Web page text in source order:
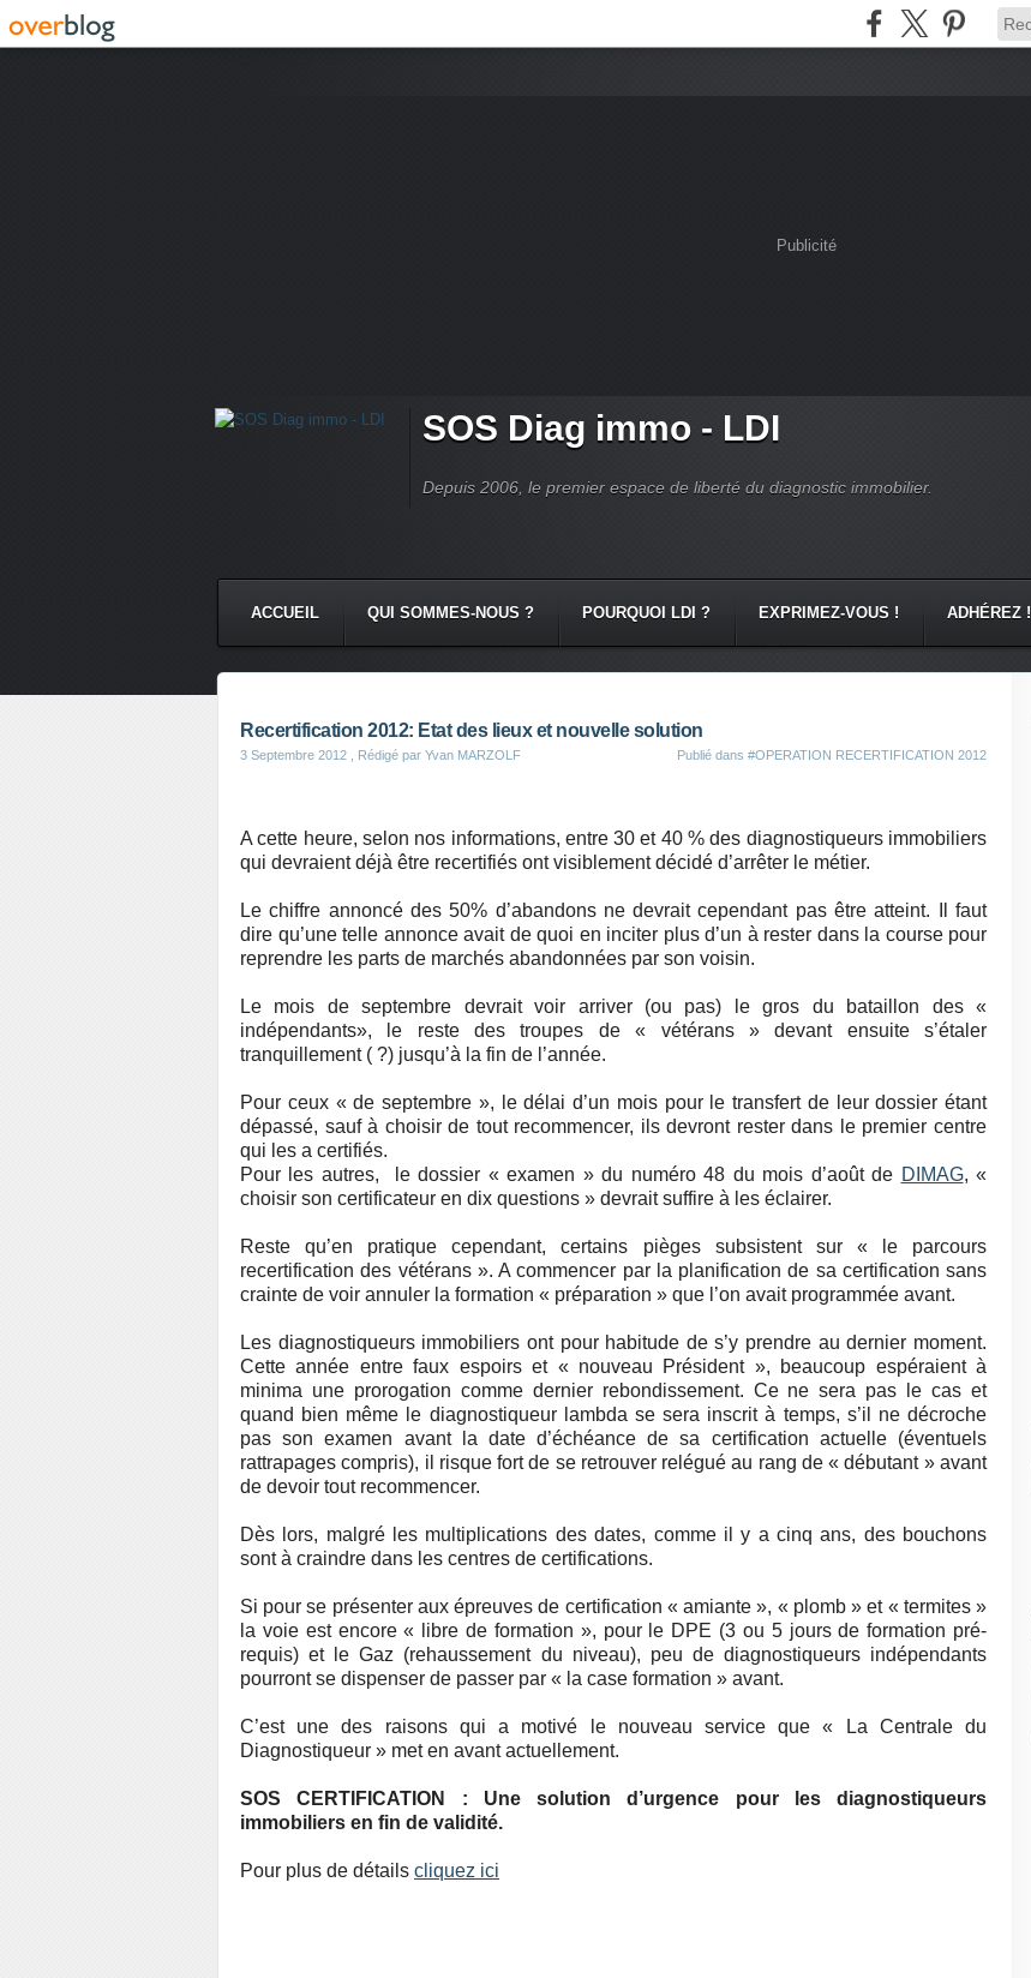
Publicité
SOS Diag immo - LDI
Depuis 2006, le premier espace de liberté du diagnostic immobilier.
ACCUEIL QUI SOMMES-NOUS ? POURQUOI LDI ? EXPRIMEZ-VOUS ! ADHÉREZ !
Recertification 2012: Etat des lieux et nouvelle solution
3 Septembre 2012 , Rédigé par Yvan MARZOLF Publié dans #OPERATION RECERTIFICATION 2012
A cette heure, selon nos informations, entre 30 et 40 % des diagnostiqueurs immobiliers
qui devraient déjà être recertifiés ont visiblement décidé d’arrêter le métier.
Le chiffre annoncé des 50% d’abandons ne devrait cependant pas être atteint. Il faut
dire qu’une telle annonce avait de quoi en inciter plus d’un à rester dans la course pour
reprendre les parts de marchés abandonnées par son voisin.
Le mois de septembre devrait voir arriver (ou pas) le gros du bataillon des «
indépendants», le reste des troupes de « vétérans » devant ensuite s’étaler
tranquillement ( ?) jusqu’à la fin de l’année.
Pour ceux « de septembre », le délai d’un mois pour le transfert de leur dossier étant
dépassé, sauf à choisir de tout recommencer, ils devront rester dans le premier centre
qui les a certifiés.
Pour les autres, le dossier « examen » du numéro 48 du mois d’août de DIMAG, «
choisir son certificateur en dix questions » devrait suffire à les éclairer.
Reste qu’en pratique cependant, certains pièges subsistent sur « le parcours
recertification des vétérans ». A commencer par la planification de sa certification sans
crainte de voir annuler la formation « préparation » que l’on avait programmée avant.
Les diagnostiqueurs immobiliers ont pour habitude de s’y prendre au dernier moment.
Cette année entre faux espoirs et « nouveau Président », beaucoup espéraient à
minima une prorogation comme dernier rebondissement. Ce ne sera pas le cas et
quand bien même le diagnostiqueur lambda se sera inscrit à temps, s’il ne décroche
pas son examen avant la date d’échéance de sa certification actuelle (éventuels
rattrapages compris), il risque fort de se retrouver relégué au rang de « débutant » avant
de devoir tout recommencer.
Dès lors, malgré les multiplications des dates, comme il y a cinq ans, des bouchons
sont à craindre dans les centres de certifications.
Si pour se présenter aux épreuves de certification « amiante », « plomb » et « termites »
la voie est encore « libre de formation », pour le DPE (3 ou 5 jours de formation pré-
requis) et le Gaz (rehaussement du niveau), peu de diagnostiqueurs indépendants
pourront se dispenser de passer par « la case formation » avant.
C’est une des raisons qui a motivé le nouveau service que « La Centrale du
Diagnostiqueur » met en avant actuellement.
SOS CERTIFICATION : Une solution d’urgence pour les diagnostiqueurs
immobiliers en fin de validité.
Pour plus de détails cliquez ici